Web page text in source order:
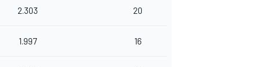
2.303 20
1.997 16